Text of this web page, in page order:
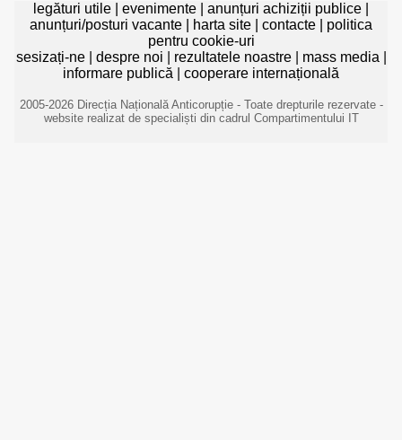
legături utile evenimente anunțuri achiziții publice
anunțuri/posturi vacante
harta site contacte
politica
pentru cookie-uri
sesizați-ne| despre noi rezultatele noastre| mass media
informare publică
cooperare internațională
2005-2026 Direcția Națională Anticorupție - Toate drepturile rezervate -
website realizat de specialiști din cadrul Compartimentului IT